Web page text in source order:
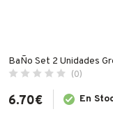
BaÑo Set 2 Unidades
(0)
6.70€ En